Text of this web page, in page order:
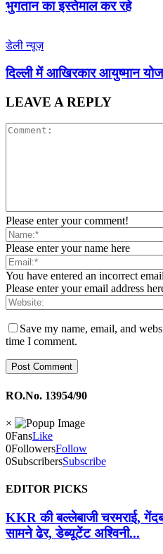
भुगतान का इस्तेमाल कर रहे
डेली न्यूज़
द‍िल्‍ली में आख‍िरकार आयुष्‍मान
LEAVE A REPLY
Please enter your comment!
Please enter your name here
You have entered an incorrect
Please enter your email address
Save my name, email, and
time I comment.
RO.No. 13954/90
×
0FansLike
0FollowersFollow
0SubscribersSubscribe
EDITOR PICKS
KKR की बल्लेबाजी चरमराई,
सामने ढेर, डेब्यूटेंट अश्व‍िनी...